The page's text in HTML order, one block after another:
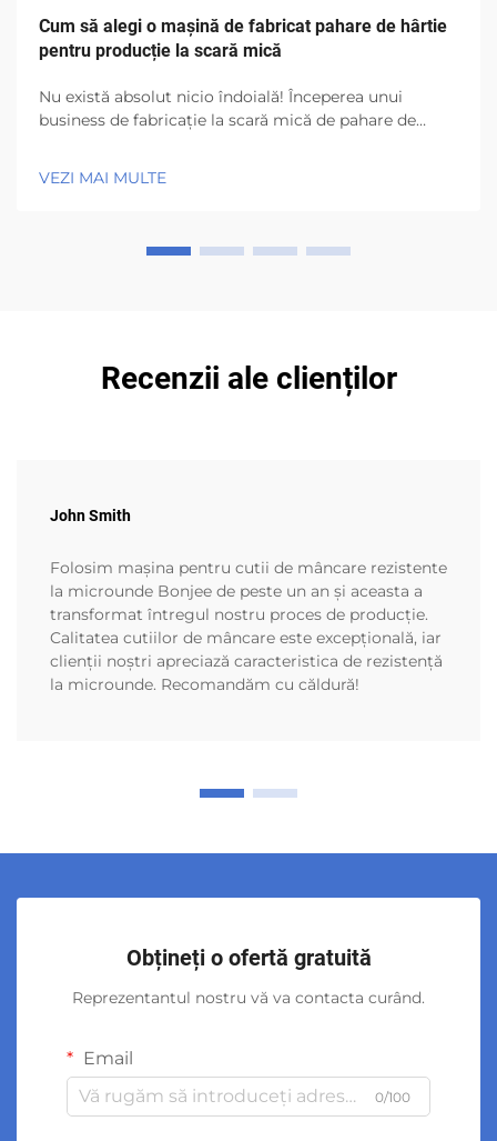
Cum să alegi o mașină de fabricat pahare de hârtie
pentru producție la scară mică
Nu există absolut nicio îndoială! Începerea unui
business de fabricație la scară mică de pahare de
ce mașină de fabricat pahare de hârtie să folosești.
VEZI MAI MULTE
Recenzii ale clienților
John Smith
Folosim mașina pentru cutii de mâncare rezistente
la microunde Bonjee de peste un an și aceasta a
transformat întregul nostru proces de producție.
Calitatea cutiilor de mâncare este excepțională, iar
clienții noștri apreciază caracteristica de rezistență
la microunde. Recomandăm cu căldură!
Obțineți o ofertă gratuită
Reprezentantul nostru vă va contacta curând.
Email
0/100